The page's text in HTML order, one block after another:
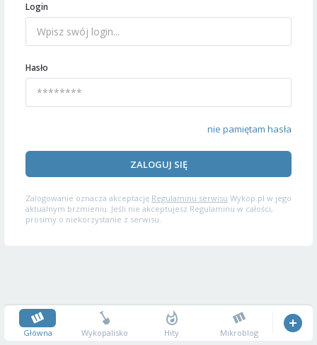
Login
Hasło
nie pamiętam hasła
ZALOGUJ SIĘ
Zalogowanie oznacza akceptację Regulaminu serwisu Wykop.pl w jego
aktualnym brzmieniu. Jeśli nie akceptujesz Regulaminu w całości,
prosimy o niekorzystanie z serwisu.
Główna Wykopalisko Hity Mikroblog